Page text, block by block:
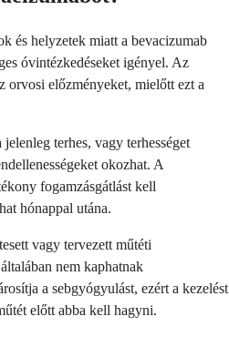
és helyzetek miatt a bevacizumab
óvintézkedéseket igényel. Az
orvosi előzményeket, mielőtt ezt a
terhes, vagy terhességet
okozhat. A
fogamzásgátlást kell
hónappal utána.
vagy tervezett műtéti
nem kaphatnak
a sebgyógyulást, ezért a kezelést
előtt abba kell hagyni.